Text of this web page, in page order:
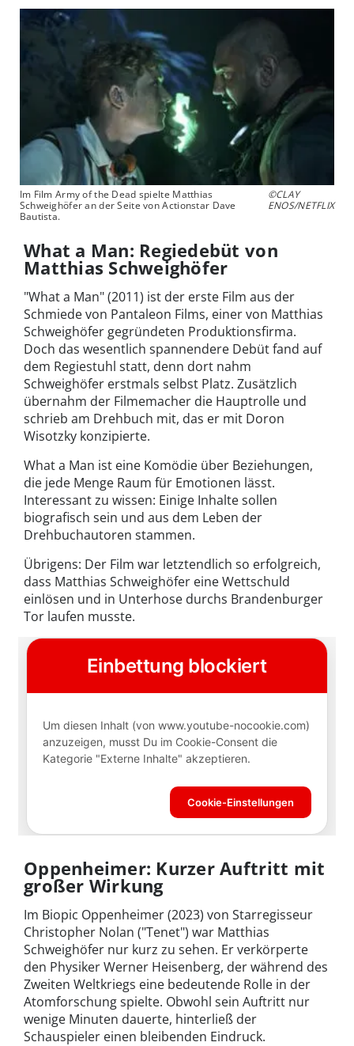
Im Film Army of the Dead spielte Matthias
Schweighöfer an der Seite von Actionstar Dave
Bautista.
©CLAY
ENOS/NETFLIX
What a Man: Regiedebüt von
Matthias Schweighöfer
"What a Man" (2011) ist der erste Film aus der
Schmiede von Pantaleon Films, einer von Matthias
Schweighöfer gegründeten Produktionsfirma.
Doch das wesentlich spannendere Debüt fand auf
dem Regiestuhl statt, denn dort nahm
Schweighöfer erstmals selbst Platz. Zusätzlich
übernahm der Filmemacher die Hauptrolle und
schrieb am Drehbuch mit, das er mit Doron
Wisotzky konzipierte.
What a Man ist eine Komödie über Beziehungen,
die jede Menge Raum für Emotionen lässt.
Interessant zu wissen: Einige Inhalte sollen
biografisch sein und aus dem Leben der
Drehbuchautoren stammen.
Übrigens: Der Film war letztendlich so erfolgreich,
dass Matthias Schweighöfer eine Wettschuld
einlösen und in Unterhose durchs Brandenburger
Tor laufen musste.
Oppenheimer: Kurzer Auftritt mit
großer Wirkung
Im Biopic Oppenheimer (2023) von Starregisseur
Christopher Nolan ("Tenet") war Matthias
Schweighöfer nur kurz zu sehen. Er verkörperte
den Physiker Werner Heisenberg, der während des
Zweiten Weltkriegs eine bedeutende Rolle in der
Atomforschung spielte. Obwohl sein Auftritt nur
wenige Minuten dauerte, hinterließ der
Schauspieler einen bleibenden Eindruck.